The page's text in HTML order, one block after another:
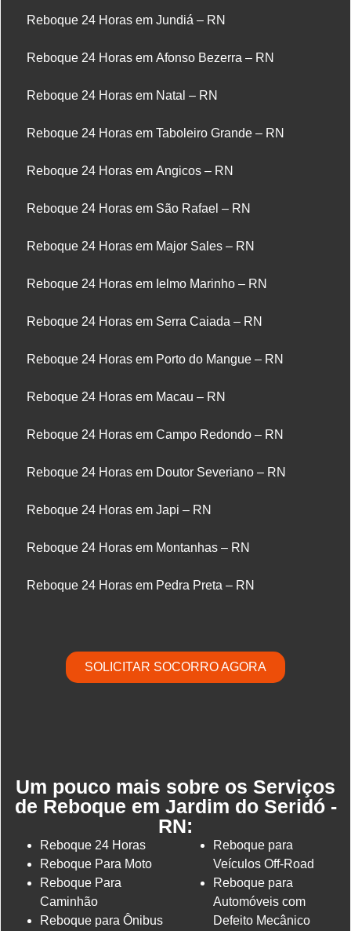
Reboque 24 Horas em Jundiá – RN
Reboque 24 Horas em Afonso Bezerra – RN
Reboque 24 Horas em Natal – RN
Reboque 24 Horas em Taboleiro Grande – RN
Reboque 24 Horas em Angicos – RN
Reboque 24 Horas em São Rafael – RN
Reboque 24 Horas em Major Sales – RN
Reboque 24 Horas em Ielmo Marinho – RN
Reboque 24 Horas em Serra Caiada – RN
Reboque 24 Horas em Porto do Mangue – RN
Reboque 24 Horas em Macau – RN
Reboque 24 Horas em Campo Redondo – RN
Reboque 24 Horas em Doutor Severiano – RN
Reboque 24 Horas em Japi – RN
Reboque 24 Horas em Montanhas – RN
Reboque 24 Horas em Pedra Preta – RN
SOLICITAR SOCORRO AGORA
Um pouco mais sobre os Serviços
de Reboque em Jardim do Seridó -
RN:
Reboque 24 Horas
Reboque Para Moto
Reboque Para
Caminhão
Reboque para Ônibus
Reboque para
Veículos Off-Road
Reboque para
Automóveis com
Defeito Mecânico